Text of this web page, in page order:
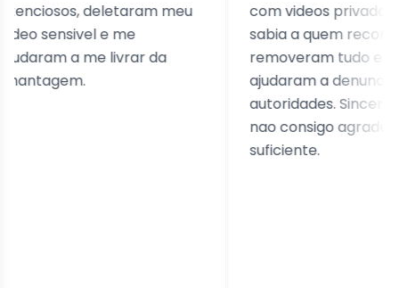
deletaram meu
e me
a me livrar da
com videos privados e nao
sabia a quem recorrer.
removeram tudo e me
ajudaram a denunciar as
autoridades.
nao consigo agradecer o
suficiente.